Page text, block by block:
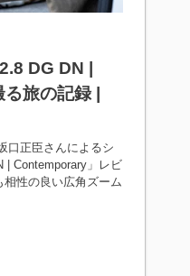
DG DN |
旅の記録 |
口正臣さんによるシ
| Contemporary」レビ
相性の良い広角ズーム